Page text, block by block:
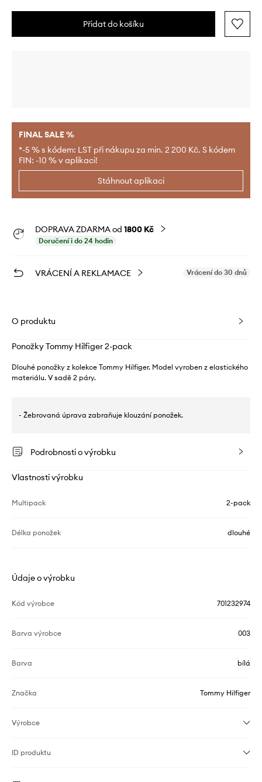
Přidat do košíku
FINAL SALE %
*-5 % s kódem: LST při nákupu za min. 2 200 Kč. S kódem
FIN: -10 % v aplikaci!
Stáhnout aplikaci
DOPRAVA ZDARMA od 1800 Kč
Doručení i do 24 hodin
VRÁCENÍ A REKLAMACE Vrácení do 30 dnů
O produktu
Ponožky Tommy Hilfiger 2-pack
Dlouhé ponožky z kolekce Tommy Hilfiger. Model vyroben z elastického
materiálu. V sadě 2 páry.
- Žebrovaná úprava zabraňuje klouzání ponožek.
Podrobnosti o výrobku
Vlastnosti výrobku
Multipack 2-pack
Délka ponožek dlouhé
Údaje o výrobku
Kód výrobce 701232974
Barva výrobce 003
Barva bílá
Značka Tommy Hilfiger
Výrobce
ID produktu